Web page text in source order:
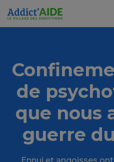
Aller au contenu principal
de
que nous
guerre
Panneau de gestion des